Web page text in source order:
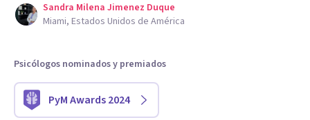
Sandra Milena Jimenez Duque
Miami, Estados Unidos de América
Psicólogos nominados y premiados
PyM Awards 2024